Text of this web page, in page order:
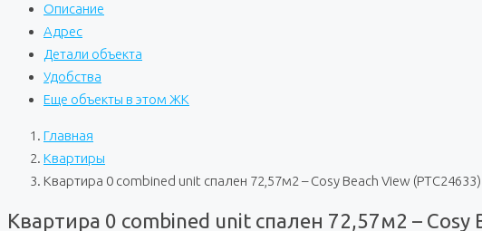
Описание
Адрес
Детали объекта
Удобства
Еще объекты в этом ЖК
Главная
Квартиры
Квартира 0 combined unit спален 72,57м2 – Cosy Beach View (PTC24633)
Квартира 0 combined unit спален 72,57м2 – Cosy